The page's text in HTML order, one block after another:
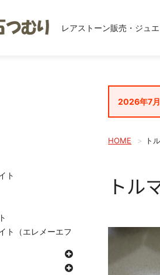
レアストーン販売・ジュ
2026年7
HOME ト
トル
ト
ト（エレメーエフ